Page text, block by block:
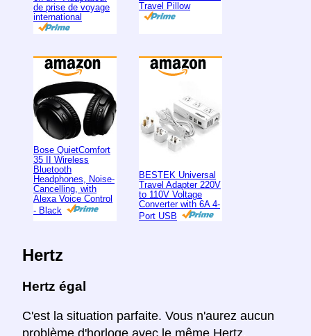
de prise de voyage
international
Travel Pillow
Bose QuietComfort
35 II Wireless
Bluetooth
Headphones, Noise-
Cancelling, with
Alexa Voice Control
- Black
BESTEK Universal
Travel Adapter 220V
to 110V Voltage
Converter with 6A 4-
Port USB
Hertz
Hertz égal
C'est la situation parfaite. Vous n'aurez aucun